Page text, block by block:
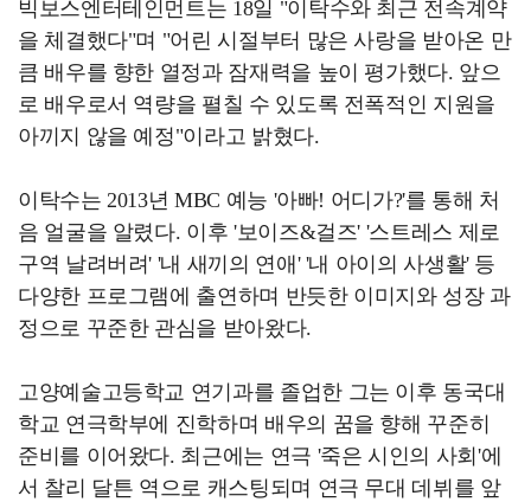
빅보스엔터테인먼트는 18일 "이탁수와 최근 전속계약
을 체결했다"며 "어린 시절부터 많은 사랑을 받아온 만
큼 배우를 향한 열정과 잠재력을 높이 평가했다. 앞으
로 배우로서 역량을 펼칠 수 있도록 전폭적인 지원을
아끼지 않을 예정"이라고 밝혔다.
이탁수는 2013년 MBC 예능 '아빠! 어디가?'를 통해 처
음 얼굴을 알렸다. 이후 '보이즈&걸즈' '스트레스 제로
구역 날려버려' '내 새끼의 연애' '내 아이의 사생활' 등
다양한 프로그램에 출연하며 반듯한 이미지와 성장 과
정으로 꾸준한 관심을 받아왔다.
고양예술고등학교 연기과를 졸업한 그는 이후 동국대
학교 연극학부에 진학하며 배우의 꿈을 향해 꾸준히
준비를 이어왔다. 최근에는 연극 '죽은 시인의 사회'에
서 찰리 달튼 역으로 캐스팅되며 연극 무대 데뷔를 앞